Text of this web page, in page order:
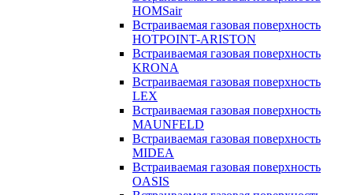
HOMSair
Встраиваемая газовая поверхность
HOTPOINT-ARISTON
Встраиваемая газовая поверхность
KRONA
Встраиваемая газовая поверхность
LEX
Встраиваемая газовая поверхность
MAUNFELD
Встраиваемая газовая поверхность
MIDEA
Встраиваемая газовая поверхность
OASIS